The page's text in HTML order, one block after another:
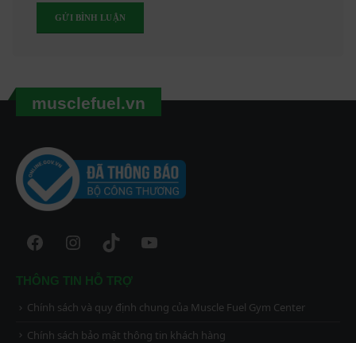
musclefuel.vn
Facebook
Instagram
TikTokYouTube
THÔNG TIN HỖ TRỢ
Chính sách và quy định chung của Muscle Fuel Gym Center
Chính sách bảo mật thông tin khách hàng